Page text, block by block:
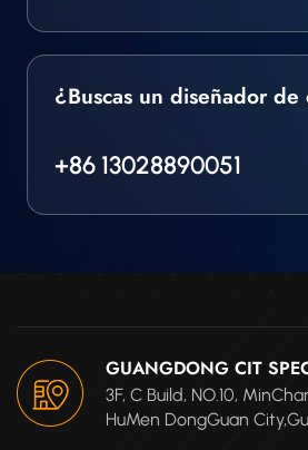
¿Buscas un diseñador
+86 13028890051
GUANGDONG CIT
3F, C Build, NO.10,
HuMen DongGuan